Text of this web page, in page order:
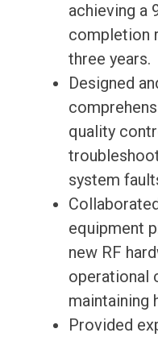
achieving a
completion
three years.
Designed
quality
system
equipment
new RF
operational
maintaining
Provided